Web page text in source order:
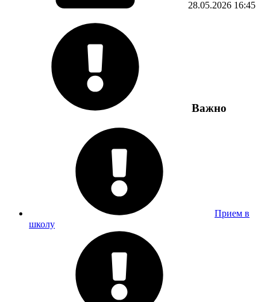
28.05.2026 16:45
Важно
Прием в
школу